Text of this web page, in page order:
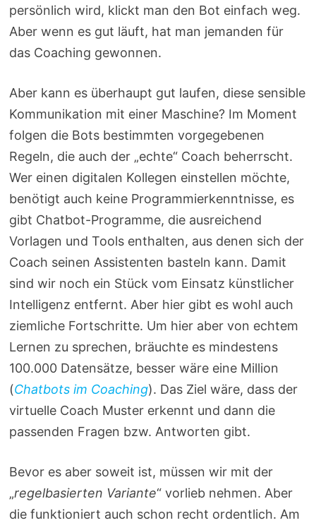
persönlich wird, klickt man den Bot einfach weg.
Aber wenn es gut läuft, hat man jemanden für
das Coaching gewonnen.
Aber kann es überhaupt gut laufen, diese sensible
Kommunikation mit einer Maschine? Im Moment
folgen die Bots bestimmten vorgegebenen
Regeln, die auch der „echte“ Coach beherrscht.
Wer einen digitalen Kollegen einstellen möchte,
benötigt auch keine Programmierkenntnisse, es
gibt Chatbot-Programme, die ausreichend
Vorlagen und Tools enthalten, aus denen sich der
Coach seinen Assistenten basteln kann. Damit
sind wir noch ein Stück vom Einsatz künstlicher
Intelligenz entfernt. Aber hier gibt es wohl auch
ziemliche Fortschritte. Um hier aber von echtem
Lernen zu sprechen, bräuchte es mindestens
100.000 Datensätze, besser wäre eine Million
(Chatbots im Coaching). Das Ziel wäre, dass der
virtuelle Coach Muster erkennt und dann die
passenden Fragen bzw. Antworten gibt.
Bevor es aber soweit ist, müssen wir mit der
„regelbasierten Variante“ vorlieb nehmen. Aber
die funktioniert auch schon recht ordentlich. Am